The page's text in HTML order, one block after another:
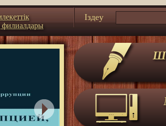
филиалдары
Iздеу